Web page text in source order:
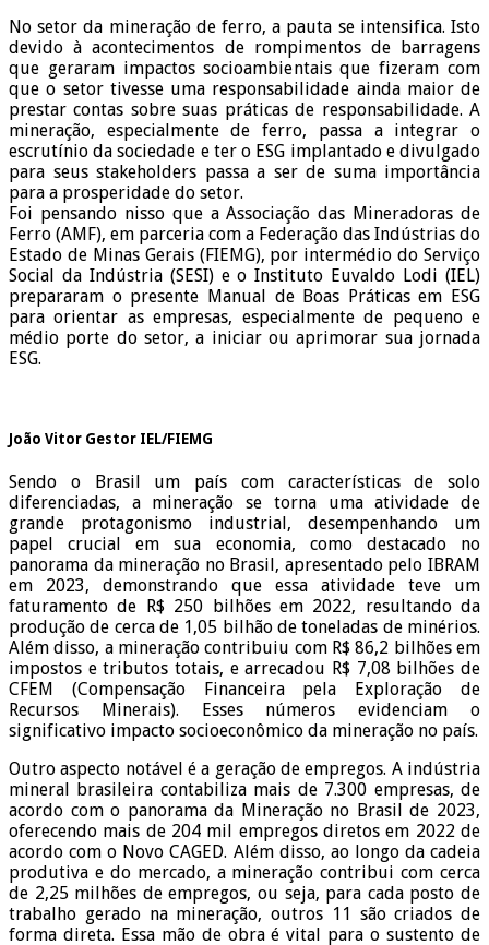
No setor da mineração de ferro, a pauta se intensifica. Isto
devido à acontecimentos de rompimentos de barragens
que geraram impactos socioambientais que fizeram com
que o setor tivesse uma responsabilidade ainda maior de
prestar contas sobre suas práticas de responsabilidade. A
mineração, especialmente de ferro, passa a integrar o
escrutínio da sociedade e ter o ESG implantado e divulgado
para seus stakeholders passa a ser de suma importância
para a prosperidade do setor.
Foi pensando nisso que a Associação das Mineradoras de
Ferro (AMF), em parceria com a Federação das Indústrias do
Estado de Minas Gerais (FIEMG), por intermédio do Serviço
Social da Indústria (SESI) e o Instituto Euvaldo Lodi (IEL)
prepararam o presente Manual de Boas Práticas em ESG
para orientar as empresas, especialmente de pequeno e
médio porte do setor, a iniciar ou aprimorar sua jornada
ESG.
João Vitor Gestor IEL/FIEMG
Sendo o Brasil um país com características de solo
diferenciadas, a mineração se torna uma atividade de
grande protagonismo industrial, desempenhando um
papel crucial em sua economia, como destacado no
panorama da mineração no Brasil, apresentado pelo IBRAM
em 2023, demonstrando que essa atividade teve um
faturamento de R$ 250 bilhões em 2022, resultando da
produção de cerca de 1,05 bilhão de toneladas de minérios.
Além disso, a mineração contribuiu com R$ 86,2 bilhões em
impostos e tributos totais, e arrecadou R$ 7,08 bilhões de
CFEM (Compensação Financeira pela Exploração de
Recursos Minerais). Esses números evidenciam o
significativo impacto socioeconômico da mineração no país.
Outro aspecto notável é a geração de empregos. A indústria
mineral brasileira contabiliza mais de 7.300 empresas, de
acordo com o panorama da Mineração no Brasil de 2023,
oferecendo mais de 204 mil empregos diretos em 2022 de
acordo com o Novo CAGED. Além disso, ao longo da cadeia
produtiva e do mercado, a mineração contribui com cerca
de 2,25 milhões de empregos, ou seja, para cada posto de
trabalho gerado na mineração, outros 11 são criados de
forma direta. Essa mão de obra é vital para o sustento de